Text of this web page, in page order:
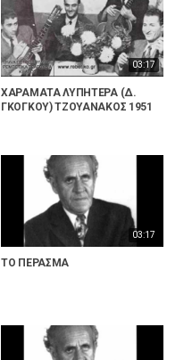
03:17
ΧΑΡΑΜΑΤΑ ΛΥΠΗΤΕΡΑ (Δ.
ΓΚΟΓΚΟΥ) ΤΖΟΥΑΝΑΚΟΣ 1951
03:17
ΤΟ ΠΕΡΑΣΜΑ